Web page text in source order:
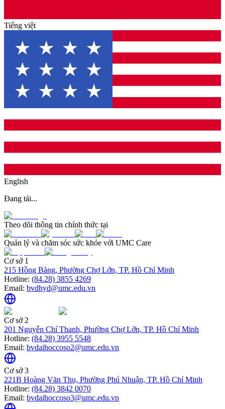
Tiếng việt
English
Đang tải...
Theo dõi thông tin chính thức tại
Quản lý và chăm sóc sức khỏe với UMC Care
Cơ sở 1
215 Hồng Bàng, Phường Chợ Lớn, TP. Hồ Chí Minh
Hotline: (84.28) 3855 4269
Email: bvdhyd@umc.edu.vn
Cơ sở 2
201 Nguyễn Chí Thanh, Phường Chợ Lớn, TP. Hồ Chí Minh
Hotline: (84.28) 3955 5548
Email: bvdaihoccoso2@umc.edu.vn
Cơ sở 3
221B Hoàng Văn Thụ, Phường Phú Nhuận, TP. Hồ Chí Minh
Hotline: (84.28) 3842 0070
Email: bvdaihoccoso3@umc.edu.vn